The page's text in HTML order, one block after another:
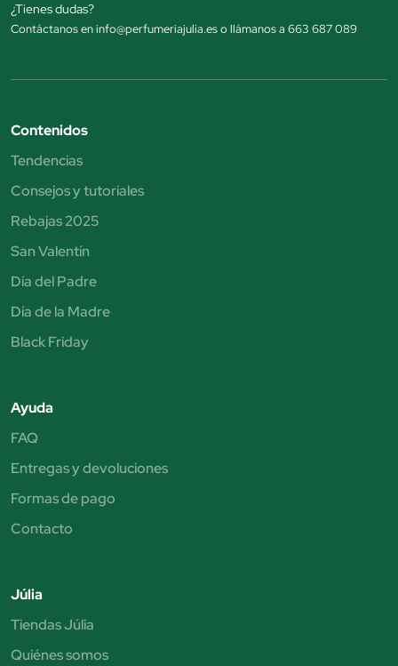
¿Tienes dudas?
Contáctanos en info@perfumeriajulia.es o llámanos a 663 687 089
Contenidos
Tendencias
Consejos y tutoriales
Rebajas 2025
San Valentín
Día del Padre
Día de la Madre
Black Friday
Ayuda
FAQ
Entregas y devoluciones
Formas de pago
Contacto
Júlia
Tiendas Júlia
Quiénes somos